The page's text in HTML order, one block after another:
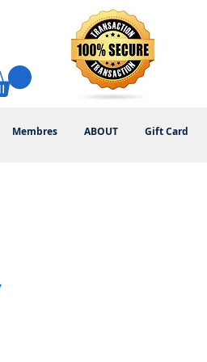
Membres ABOUT Gift Card